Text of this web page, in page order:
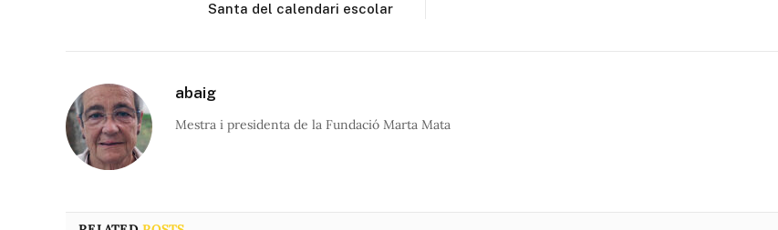
Santa del calendari escolar
abaig
Mestra i presidenta de la Fundació Marta Mata